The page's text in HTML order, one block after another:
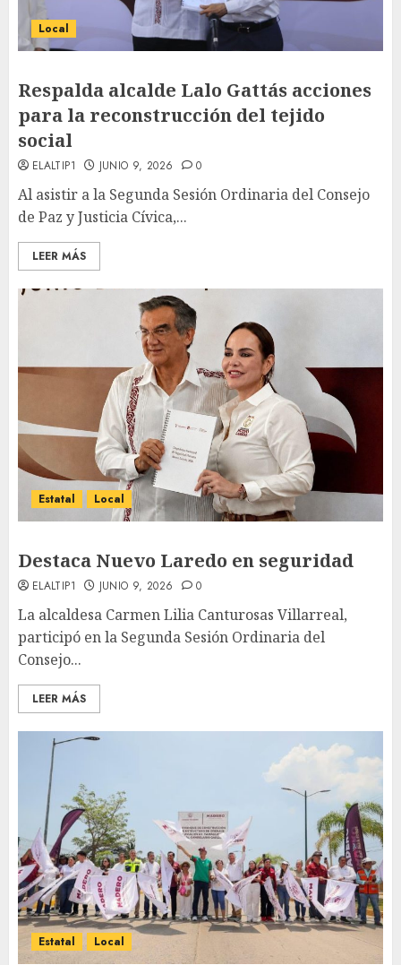
Local
Respalda alcalde Lalo Gattás acciones
para la reconstrucción del tejido
social
ELALTIP1 JUNIO 9, 2026 0
Al asistir a la Segunda Sesión Ordinaria del Consejo
de Paz y Justicia Cívica,...
LEER MÁS
Estatal Local
Destaca Nuevo Laredo en seguridad
ELALTIP1 JUNIO 9, 2026 0
La alcaldesa Carmen Lilia Canturosas Villarreal,
participó en la Segunda Sesión Ordinaria del
Consejo...
LEER MÁS
Estatal Local